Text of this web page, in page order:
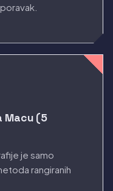
Macu (5
je samo
rangiranih